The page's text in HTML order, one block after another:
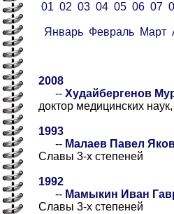
01 02 03 04 05 06 07
Январь Февраль Март
2008
-- Худайбергенов
доктор медицинских
1993
-- Малаев Павел
Славы 3-х степеней
1992
-- Мамыкин Иван
Славы 3-х степеней